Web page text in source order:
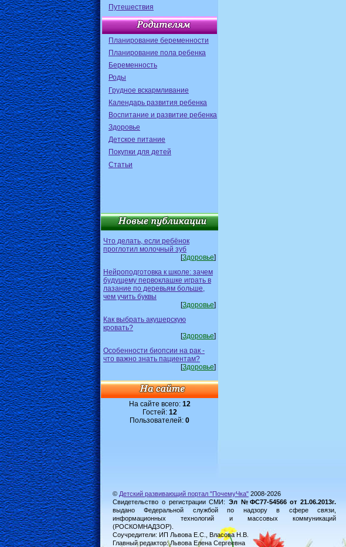
Путешествия
Планирование беременности
Планирование пола ребенка
Беременность
Роды
Грудное вскармливание
Календарь развития ребенка
Воспитание и развитие ребенка
Здоровье
Детское питание
Покупки для детей
Статьи
Что делать, если ребёнок
проглотил молочный зуб
[Здоровье]
Нейроподготовка к школе: зачем
будущему первоклашке играть в
лазание по деревьям больше,
чем учить буквы
[Здоровье]
Как выбрать акушерскую
кровать?
[Здоровье]
Особенности биопсии на рак -
что важно знать пациентам?
[Здоровье]
На сайте всего: 12
Гостей: 12
Пользователей: 0
© Детский развивающий портал "ПочемуЧка" 2008-2026
Свидетельство о регистрации СМИ: Эл №ФС77-54566 от 21.06.2013г.
выдано Федеральной службой по надзору в сфере связи,
информационных технологий и массовых коммуникаций
(РОСКОМНАДЗОР).
Соучредители: ИП Львова Е.С., Власова Н.В.
Главный редактор: Львова Елена Сергеевна